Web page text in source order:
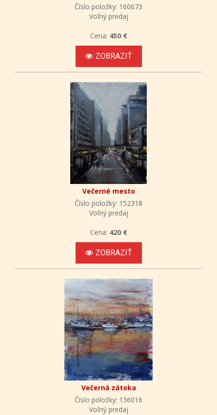
Číslo položky: 160673
Voľný predaj
Cena: 450 €
ZOBRAZIŤ
Večerné mesto
Číslo položky: 152318
Voľný predaj
Cena: 420 €
ZOBRAZIŤ
Večerná zátoka
Číslo položky: 136016
Voľný predaj